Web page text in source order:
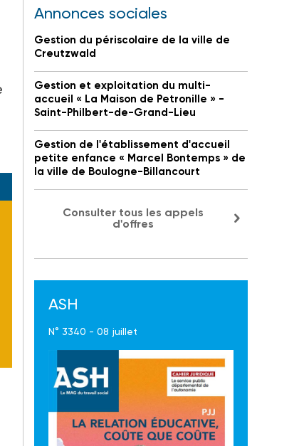
Annonces sociales
Gestion du périscolaire de la ville de
Creutzwald
Gestion et exploitation du multi-
accueil « La Maison de Petronille » -
Saint-Philbert-de-Grand-Lieu
Gestion de l'établissement d'accueil
petite enfance « Marcel Bontemps » de
la ville de Boulogne-Billancourt
Consulter tous les appels
d'offres
ASH
N° 3340 - 08 juillet